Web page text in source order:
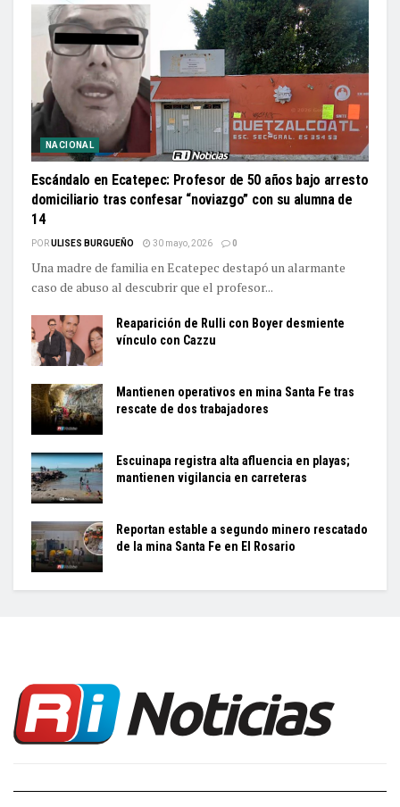
NACIONAL
Escándalo en Ecatepec: Profesor de 50 años bajo arresto
domiciliario tras confesar “noviazgo” con su alumna de
14
PORULISES BURGUEÑO 30 mayo, 2026 0
Una madre de familia en Ecatepec destapó un alarmante
caso de abuso al descubrir que el profesor...
Reaparición de Rulli con Boyer desmiente
vínculo con Cazzu
Mantienen operativos en mina Santa Fe tras
rescate de dos trabajadores
Escuinapa registra alta afluencia en playas;
mantienen vigilancia en carreteras
Reportan estable a segundo minero rescatado
de la mina Santa Fe en El Rosario